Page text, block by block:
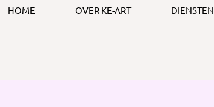
HOME OVER KE-ART DIENSTEN